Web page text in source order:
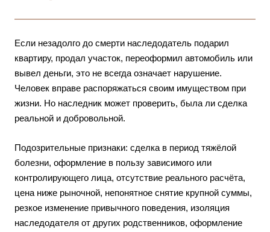
Если незадолго до смерти наследодатель подарил
квартиру, продал участок, переоформил автомобиль или
вывел деньги, это не всегда означает нарушение.
Человек вправе распоряжаться своим имуществом при
жизни. Но наследник может проверить, была ли сделка
реальной и добровольной.
Подозрительные признаки: сделка в период тяжёлой
болезни, оформление в пользу зависимого или
контролирующего лица, отсутствие реального расчёта,
цена ниже рыночной, непонятное снятие крупной суммы,
резкое изменение привычного поведения, изоляция
наследодателя от других родственников, оформление